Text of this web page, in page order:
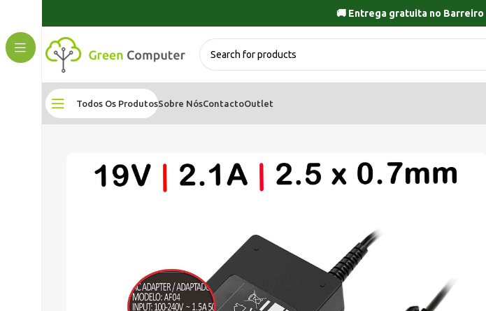
🚚 Entrega gratuita no Barreiro
Todos Os ProdutosSobre NósContactoOutlet